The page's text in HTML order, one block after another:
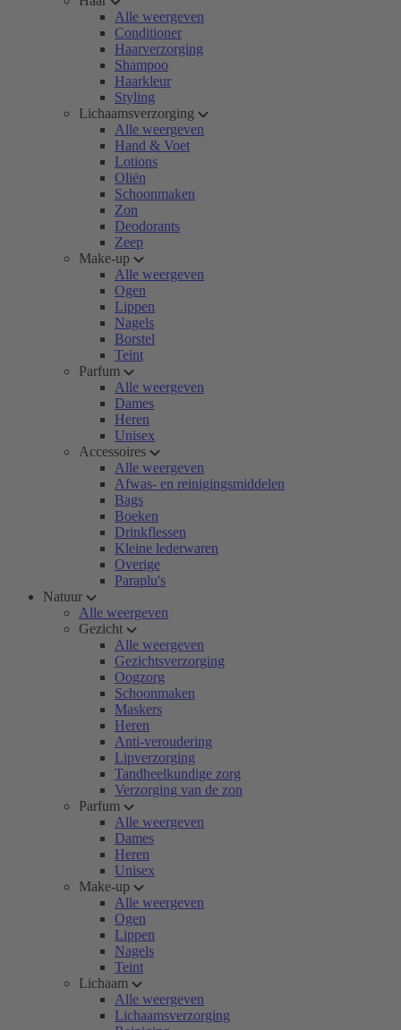
Alle weergeven
Conditioner
Haarverzorging
Shampoo
Haarkleur
Styling
Lichaamsverzorging
Alle weergeven
Hand & Voet
Lotions
Oliën
Schoonmaken
Zon
Deodorants
Zeep
Make-up
Alle weergeven
Ogen
Lippen
Nagels
Borstel
Teint
Parfum
Alle weergeven
Dames
Heren
Unisex
Accessoires
Alle weergeven
Afwas- en reinigingsmiddelen
Bags
Boeken
Drinkflessen
Kleine lederwaren
Overige
Paraplu's
Natuur
Alle weergeven
Gezicht
Alle weergeven
Gezichtsverzorging
Oogzorg
Schoonmaken
Maskers
Heren
Anti-veroudering
Lipverzorging
Tandheelkundige zorg
Verzorging van de zon
Parfum
Alle weergeven
Dames
Heren
Unisex
Make-up
Alle weergeven
Ogen
Lippen
Nagels
Teint
Lichaam
Alle weergeven
Lichaamsverzorging